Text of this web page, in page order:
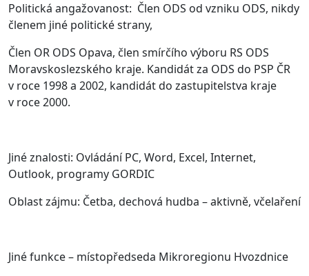
Politická angažovanost: Člen ODS od vzniku ODS, nikdy
členem jiné politické strany,
Člen OR ODS Opava, člen smírčího výboru RS ODS
Moravskoslezského kraje. Kandidát za ODS do PSP ČR
v roce 1998 a 2002, kandidát do zastupitelstva kraje
v roce 2000.
Jiné znalosti: Ovládání PC, Word, Excel, Internet,
Outlook, programy GORDIC
Oblast zájmu: Četba, dechová hudba – aktivně, včelaření
Jiné funkce – místopředseda Mikroregionu Hvozdnice